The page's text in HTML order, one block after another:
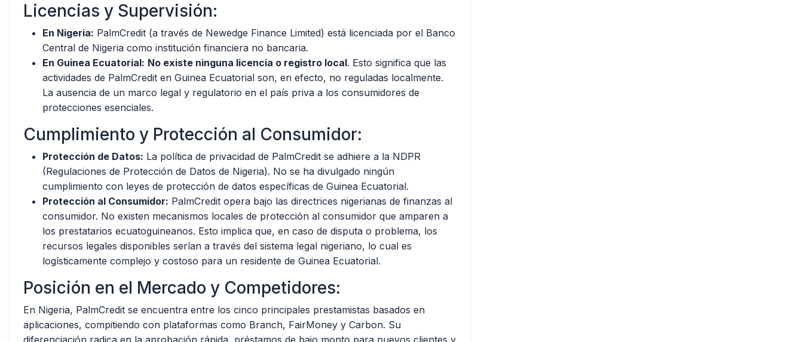
Licencias y Supervisión:
En Nigeria: PalmCredit (a través de Newedge Finance Limited) está licenciada por el Banco
Central de Nigeria como institución financiera no bancaria.
En Guinea Ecuatorial: No existe ninguna licencia o registro local. Esto significa que las
actividades de PalmCredit en Guinea Ecuatorial son, en efecto, no reguladas localmente.
La ausencia de un marco legal y regulatorio en el país priva a los consumidores de
protecciones esenciales.
Cumplimiento y Protección al Consumidor:
Protección de Datos: La política de privacidad de PalmCredit se adhiere a la NDPR
(Regulaciones de Protección de Datos de Nigeria). No se ha divulgado ningún
cumplimiento con leyes de protección de datos específicas de Guinea Ecuatorial.
Protección al Consumidor: PalmCredit opera bajo las directrices nigerianas de finanzas al
consumidor. No existen mecanismos locales de protección al consumidor que amparen a
los prestatarios ecuatoguineanos. Esto implica que, en caso de disputa o problema, los
recursos legales disponibles serían a través del sistema legal nigeriano, lo cual es
logísticamente complejo y costoso para un residente de Guinea Ecuatorial.
Posición en el Mercado y Competidores:
En Nigeria, PalmCredit se encuentra entre los cinco principales prestamistas basados en
aplicaciones, compitiendo con plataformas como Branch, FairMoney y Carbon. Su
diferenciación radica en la aprobación rápida, préstamos de bajo monto para nuevos clientes y